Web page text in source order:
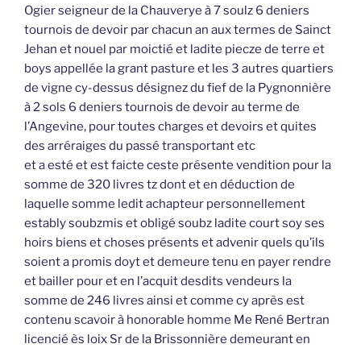
Ogier seigneur de la Chauverye à 7 soulz 6 deniers
tournois de devoir par chacun an aux termes de Sainct
Jehan et nouel par moictié et ladite piecze de terre et
boys appellée la grant pasture et les 3 autres quartiers
de vigne cy-dessus désignez du fief de la Pygnonnière
à 2 sols 6 deniers tournois de devoir au terme de
l’Angevine, pour toutes charges et devoirs et quites
des arréraiges du passé transportant etc
et a esté et est faicte ceste présente vendition pour la
somme de 320 livres tz dont et en déduction de
laquelle somme ledit achapteur personnellement
estably soubzmis et obligé soubz ladite court soy ses
hoirs biens et choses présents et advenir quels qu’ils
soient a promis doyt et demeure tenu en payer rendre
et bailler pour et en l’acquit desdits vendeurs la
somme de 246 livres ainsi et comme cy après est
contenu scavoir à honorable homme Me René Bertran
licencié ès loix Sr de la Brissonnière demeurant en